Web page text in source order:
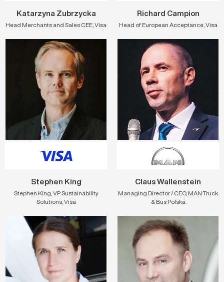
Katarzyna Zubrzycka
Head Merchants and Sales CEE, Visa
Richard Campion
Head of European Acceptance, Visa
Stephen King
Stephen King, VP Sustainability
Solutions, Visa
Claus Wallenstein
Managing Director / CEO, MAN Truck
& Bus Polska